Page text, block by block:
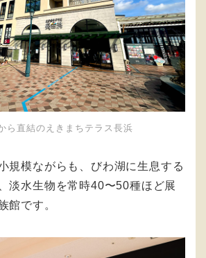
ら直結のえきまちテラス長浜
規模ながらも、びわ湖に生息する
淡水生物を常時40〜50種ほど展
館です。